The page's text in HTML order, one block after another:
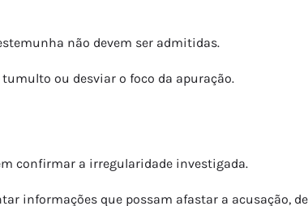
não devem ser admitidas.
ou desviar o foco da apuração.
confirmar a irregularidade investigada.
informações que possam afastar a acusação,